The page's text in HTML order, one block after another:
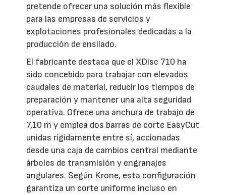
pretende ofrecer una solución más flexible
para las empresas de servicios y
explotaciones profesionales dedicadas a la
producción de ensilado.
El fabricante destaca que el XDisc 710 ha
sido concebido para trabajar con elevados
caudales de material, reducir los tiempos de
preparación y mantener una alta seguridad
operativa. Ofrece una anchura de trabajo de
7,10 m y emplea dos barras de corte EasyCut
unidas rígidamente entre sí, accionadas
desde una caja de cambios central mediante
árboles de transmisión y engranajes
angulares. Según Krone, esta configuración
garantiza un corte uniforme incluso en